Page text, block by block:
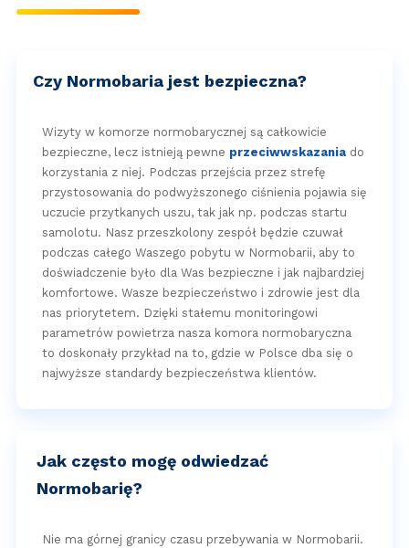
Czy Normobaria jest bezpieczna?
Wizyty w komorze normobarycznej są całkowicie
bezpieczne, lecz istnieją pewne przeciwwskazaniado
korzystania z niej. Podczas przejścia przez strefę
przystosowania do podwyższonego ciśnienia pojawia się
uczucie przytkanych uszu, tak jak np. podczas startu
samolotu. Nasz przeszkolony zespół będzie czuwał
podczas całego Waszego pobytu w Normobarii, aby to
doświadczenie było dla Was bezpieczne i jak najbardziej
komfortowe. Wasze bezpieczeństwo i zdrowie jest dla
nas priorytetem. Dzięki stałemu monitoringowi
parametrów powietrza nasza komora normobaryczna
to doskonały przykład na to, gdzie w Polsce dba się o
najwyższe standardy bezpieczeństwa klientów.
Jak często mogę odwiedzać
Normobarię?
Nie ma górnej granicy czasu przebywania w Normobarii.